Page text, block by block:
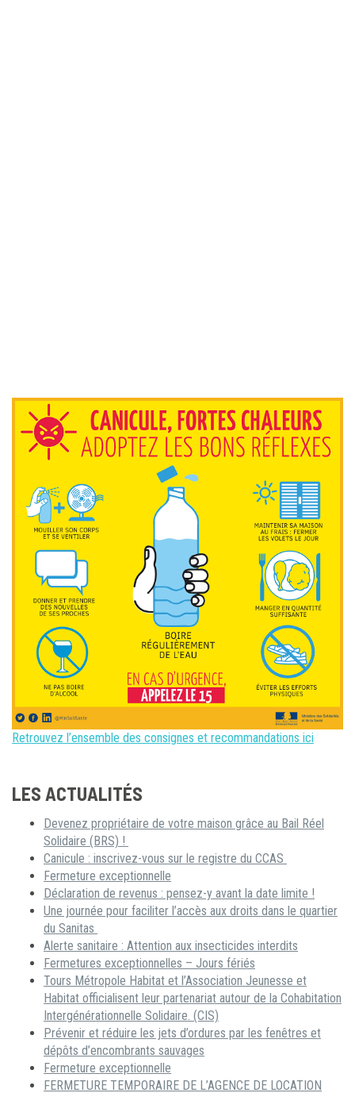
Retrouvez l’ensemble des consignes et recommandations ici
LES ACTUALITÉS
Devenez propriétaire de votre maison grâce au Bail Réel
Solidaire (BRS) !
Canicule : inscrivez-vous sur le registre du CCAS
Fermeture exceptionnelle
Déclaration de revenus : pensez-y avant la date limite !
Une journée pour faciliter l’accès aux droits dans le quartier
du Sanitas
Alerte sanitaire : Attention aux insecticides interdits
Fermetures exceptionnelles – Jours fériés
Tours Métropole Habitat et l’Association Jeunesse et
Habitat officialisent leur partenariat autour de la Cohabitation
Intergénérationnelle Solidaire. (CIS)
Prévenir et réduire les jets d’ordures par les fenêtres et
dépôts d’encombrants sauvages
Fermeture exceptionnelle
FERMETURE TEMPORAIRE DE L’AGENCE DE LOCATION